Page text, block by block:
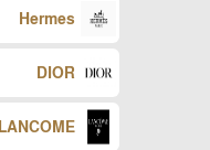
Hermes
DIOR
LANCOME